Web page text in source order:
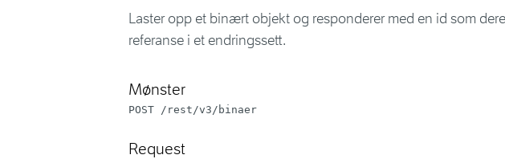
Laster opp et binært objekt og responderer med en id som
referanse i et endringssett.
Mønster
POST /rest/v3/binaer
Request